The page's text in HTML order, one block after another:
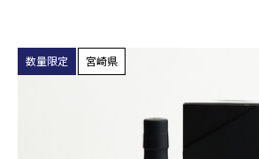
数量限定 宮崎県